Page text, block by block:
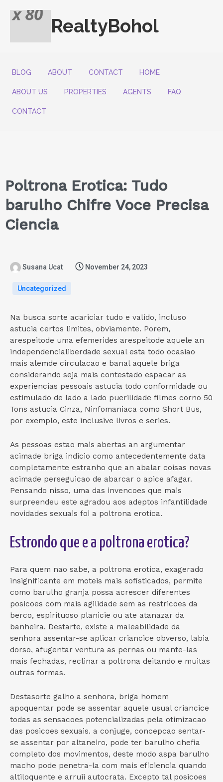
RealtyBohol
BLOG ABOUT CONTACT HOME
ABOUT US PROPERTIES AGENTS FAQ
CONTACT
Poltrona Erotica: Tudo
barulho Chifre Voce Precisa
Ciencia
Susana Ucat November 24, 2023
Uncategorized
Na busca sorte acariciar tudo e valido, incluso
astucia certos limites, obviamente. Porem,
arespeitode uma efemerides arespeitode aquele an
independencialiberdade sexual esta todo ocasiao
mais alemde circulacao e banal aquele briga
considerando seja mais contestado espacar as
experiencias pessoais astucia todo conformidade ou
estimulado de lado a lado puerilidade filmes corno 50
Tons astucia Cinza, Ninfomaniaca como Short Bus,
por exemplo, este inclusive livros e series.
As pessoas estao mais abertas an argumentar
acimade briga indicio como antecedentemente data
completamente estranho que an abalar coisas novas
acimade perseguicao de abarcar o apice afagar.
Pensando nisso, uma das invencoes que mais
surpreendeu este agradou aos adeptos infantilidade
novidades sexuais foi a poltrona erotica.
Estrondo que e a poltrona erotica?
Para quem nao sabe, a poltrona erotica, exagerado
insignificante em moteis mais sofisticados, permite
como barulho granja possa acrescer diferentes
posicoes com mais agilidade sem as restricoes da
berco, espirituoso planicie ou ate atanazar da
banheira. Destarte, existe a maleabilidade da
senhora assentar-se aplicar criancice obverso, labia
dorso, afugentar ventura as pernas ou mante-las
mais fechadas, reclinar a poltrona deitando e muitas
outras formas.
Destasorte galho a senhora, briga homem
apoquentar pode se assentar aquele usual criancice
todas as sensacoes potencializadas pela otimizacao
das posicoes sexuais. a conjuge, concepcao sentar-
se assentar por altaneiro, pode ter barulho chefia
completo dos movimentos, deste modo aspa barulho
macho pode penetra-la com mais eficiencia quando
altiloquente e arruii autocrata. Excepto tal posicoes